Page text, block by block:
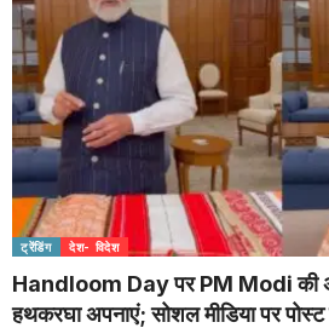
ट्रेंडिंग देश- विदेश
Handloom Day पर PM Modi की
हथकरघा अपनाएं; सोशल मीडिया पर पोस्ट